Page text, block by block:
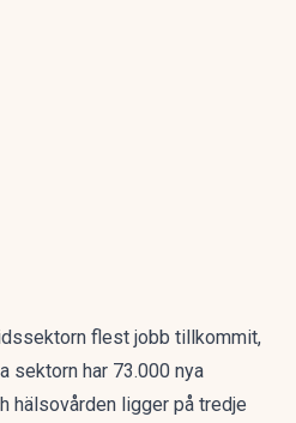
flest jobb tillkommit,
sektorn har 73.000 nya
hälsovården ligger på tredje